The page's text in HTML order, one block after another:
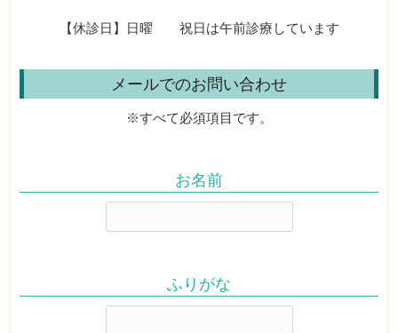
【休診日】日曜 祝日は午前診療しています
メールでのお問い合わせ
※すべて必須項目です。
お名前
ふりがな